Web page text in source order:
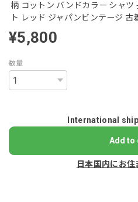
柄 コットン バンドカラー シャツ
ト レッド ジャパンビンテージ
¥5,800
数量
International
Add to
日本国内にお